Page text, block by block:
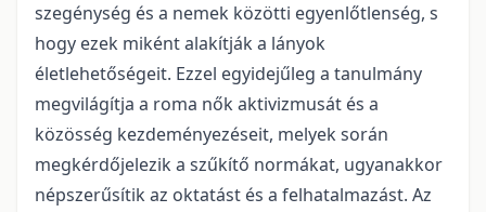
szegénység és a nemek közötti egyenlőtlenség, s
hogy ezek miként alakítják a lányok
életlehetőségeit. Ezzel egyidejűleg a tanulmány
megvilágítja a roma nők aktivizmusát és a
közösség kezdeményezéseit, melyek során
megkérdőjelezik a szűkítő normákat, ugyanakkor
népszerűsítik az oktatást és a felhatalmazást. Az